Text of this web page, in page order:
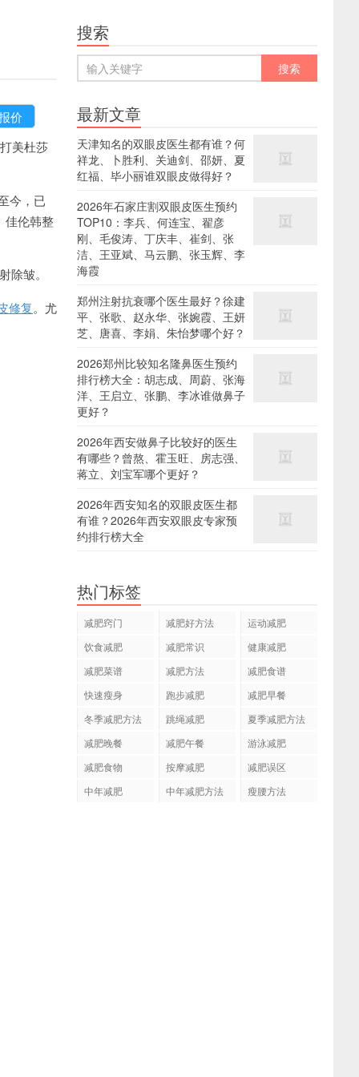
美杜莎
今，已
佳伦韩整
除皱。
修复。尤
搜索
最新文章
天津知名的双眼皮医生都有谁？何
祥龙、卜胜利、关迪剑、邵妍、夏
红福、毕小丽谁双眼皮做得好？
2026年石家庄割双眼皮医生预约
TOP10：李兵、何连宝、翟彦
刚、毛俊涛、丁庆丰、崔剑、张
洁、王亚斌、马云鹏、张玉辉、李
海霞
郑州注射抗衰哪个医生最好？徐建
平、张歌、赵永华、张婉霞、王妍
芝、唐喜、李娟、朱怡梦哪个好？
2026郑州比较知名隆鼻医生预约
排行榜大全：胡志成、周蔚、张海
洋、王启立、张鹏、李冰谁做鼻子
更好？
2026年西安做鼻子比较好的医生
有哪些？曾熬、霍玉旺、房志强、
蒋立、刘宝军哪个更好？
2026年西安知名的双眼皮医生都
有谁？2026年西安双眼皮专家预
约排行榜大全
热门标签
减肥窍门 减肥好方法
运动减肥
饮食减肥
减肥常识
健康减肥
减肥菜谱
减肥方法
减肥食谱
快速瘦身
跑步减肥
减肥早餐
冬季减肥方法
跳绳减肥
夏季减肥方法
减肥晚餐
减肥午餐
游泳减肥
减肥食物
按摩减肥
减肥误区
中年减肥
中年减肥方法 瘦腰方法